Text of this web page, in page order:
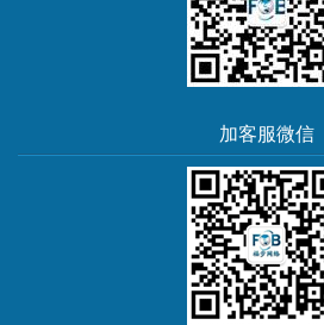
加客服微信